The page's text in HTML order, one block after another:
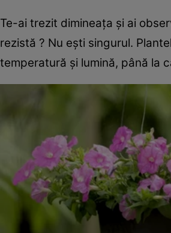
Te-ai trezit dimineața și ai
rezistă ? Nu ești singurul.
temperatură și lumină, până la